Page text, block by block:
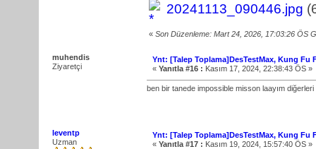
20241113_090446.jpg
« Son Düzenleme: Mart 24, 2026, 17:03:26 ÖS
muhendis
Ziyaretçi
Ynt: [Talep Toplama]DesTestMax, Kung Fu
« Yanıtla #16 : Kasım 17, 2024, 22:38:43 ÖS »
ben bir tanede impossible misson laayım
leventp
Uzman
Ynt: [Talep Toplama]DesTestMax, Kung Fu
« Yanıtla #17 : Kasım 19, 2024, 15:57:40 ÖS »